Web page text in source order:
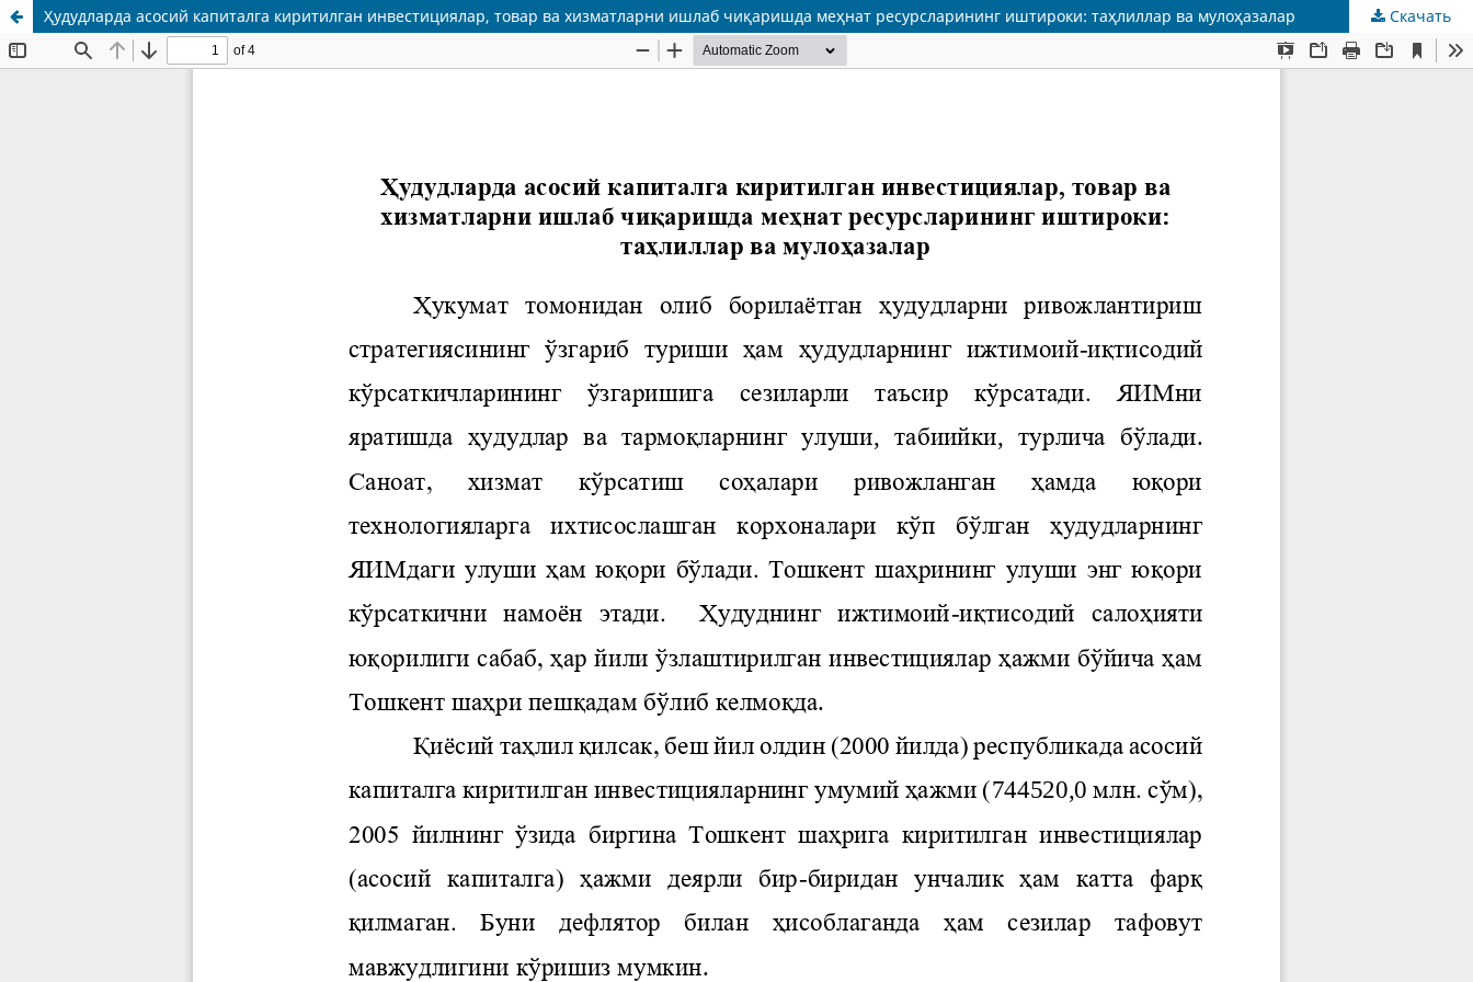
Ҳудудларда асосий капиталга киритилган инвестициялар, товар ва хизматларни ишлаб чиқаришда меҳнат ресурсларининг иштироки: таҳлиллар ва мулоҳазалар Скачать